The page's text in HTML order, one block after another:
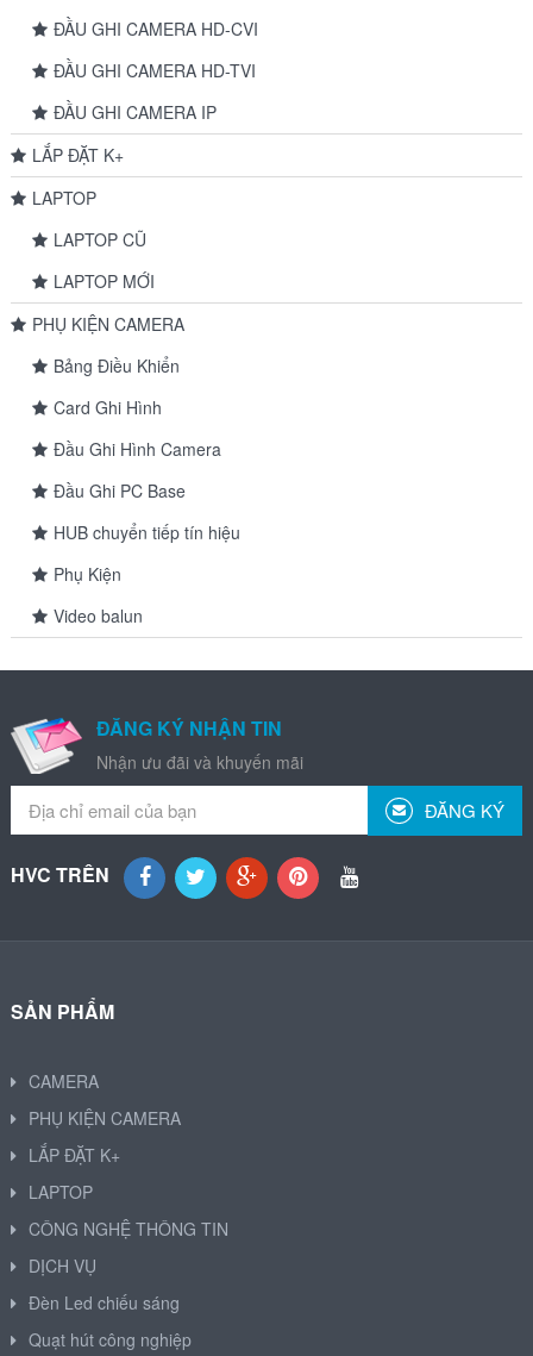
ĐẦU GHI CAMERA HD-CVI
ĐẦU GHI CAMERA HD-TVI
ĐẦU GHI CAMERA IP
LẮP ĐẶT K+
LAPTOP
LAPTOP CŨ
LAPTOP MỚI
PHỤ KIỆN CAMERA
Bảng Điều Khiển
Card Ghi Hình
Đầu Ghi Hình Camera
Đầu Ghi PC Base
HUB chuyển tiếp tín hiệu
Phụ Kiện
Video balun
ĐĂNG KÝ NHẬN TIN
Nhận ưu đãi và khuyến mãi
ĐĂNG KÝ
HVC TRÊN
SẢN PHẨM
CAMERA
PHỤ KIỆN CAMERA
LẮP ĐẶT K+
LAPTOP
CÔNG NGHỆ THÔNG TIN
DỊCH VỤ
Đèn Led chiếu sáng
Quạt hút công nghiệp